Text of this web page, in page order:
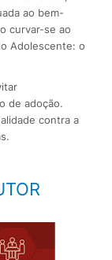
ao bem-
curvar-se ao
Adolescente: o
de adoção.
contra a